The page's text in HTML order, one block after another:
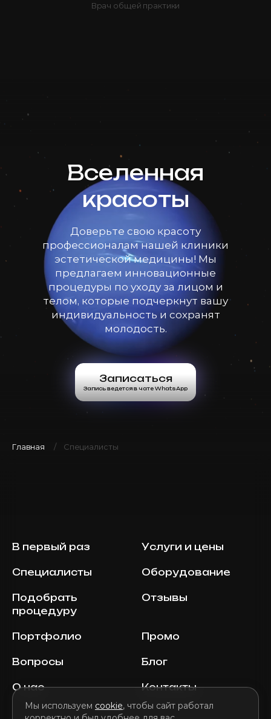
Мы используем cookie, чтобы сайт работал
Врач общей практики
Вселенная
красоты
Доверьте свою красоту
профессионалам нашей клиники
эстетической медицины! Мы
предлагаем инновационные
процедуры по уходу за лицом и
телом, которые подчеркнут вашу
индивидуальность и сохранят
молодость.
Записаться
Запись ведется в чате WhatsApp
Главная Специалисты
В первый раз Услуги и цены
Специалисты Оборудование
Подобрать
процедуру
Отзывы
Портфолио Промо
Вопросы Блог
О нас Контакты